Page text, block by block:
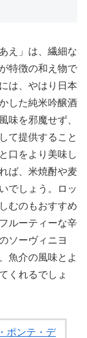
え」は、繊細な
特徴の和え物で
は、やはり日本
した純米吟醸酒
味を邪魔せず、
て提供すること
口をより美味し
ば、米焼酎や麦
でしょう。ロッ
むのもおすすめ
ルーティーな辛
ソーヴィニヨ
魚介の風味とよ
くれるでしょ
ポンテ・デ